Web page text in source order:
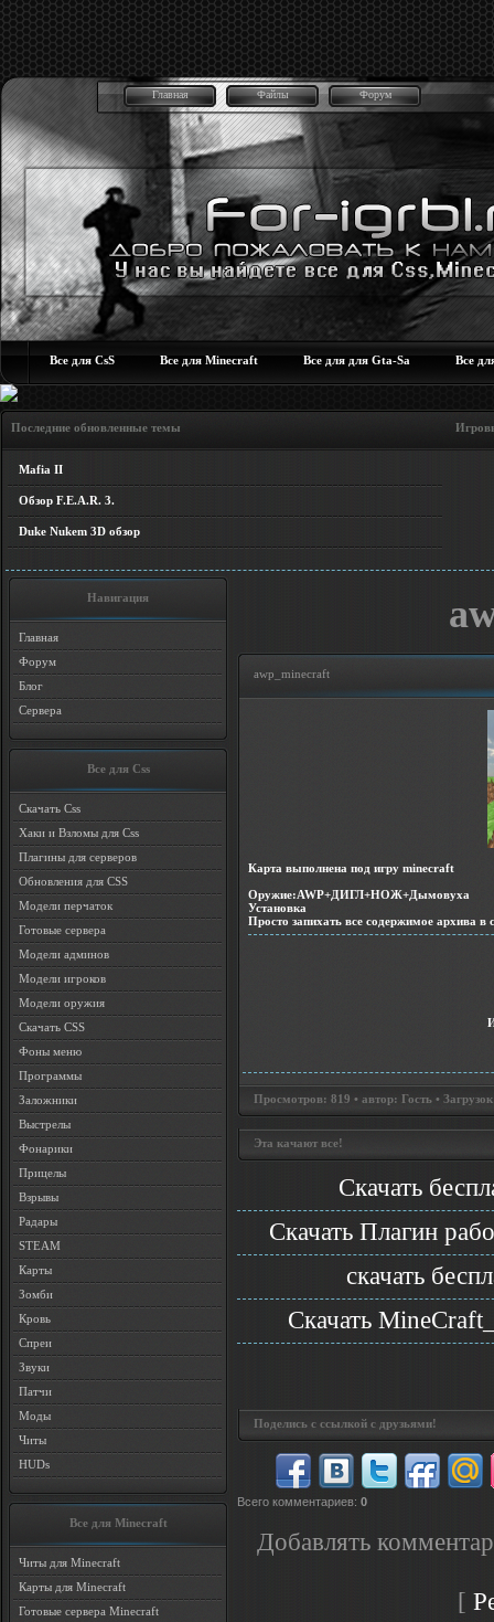
Главная Файлы Форум
Все для CsS Все для Minecraft Все для для Gta-Sa Все
Последние обновленные темы Игровые
Mafia II
Обзор F.E.A.R. 3.
Duke Nukem 3D обзор
Навигация
Главная
Форум
Блог
Сервера
Все для Css
Скачать Css
Хаки и Взломы для Css
Плагины для серверов
Обновления для CSS
Модели перчаток
Готовые сервера
Модели админов
Модели игроков
Модели оружия
Скачать CSS
Фоны меню
Программы
Заложники
Выстрелы
Фонарики
Прицелы
Взрывы
Радары
STEAM
Карты
Зомби
Кровь
Спреи
Звуки
Патчи
Моды
Читы
HUDs
Все для Minecraft
Читы для Minecraft
Карты для Minecraft
Готовые сервера Minecraft
awp_minecraft
Карта выполнена под игру minecraft
Оружие:AWP+ДИГЛ+НОЖ+Дымовуха
Установка
Просто запихать все содержимое архива в
Просмотров: 819 • автор: Гость •
Эта качают все!
Скачать
Скачать Плагин
скачать
Скачать
Поделись с ссылкой с друзьями!
Всего комментариев: 0
Добавлять
[